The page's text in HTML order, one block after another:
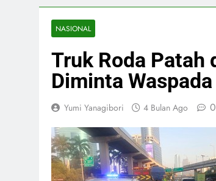
NASIONAL
Truk Roda Patah
Diminta Waspada
Yumi Yanagibori 4 Bulan Ago 0